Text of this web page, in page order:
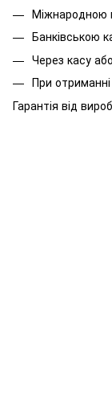
Міжнародною
Банківською
Через касу
При отриманні
Гарантія від